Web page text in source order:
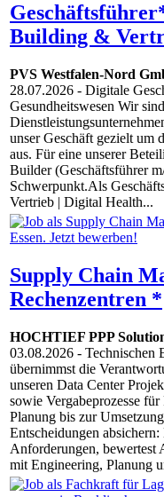
Building &
PVS Westfalen-Nord
28.07.2026 - Digitale
Gesundheitswesen Wir
unser Geschäft gezielt um
aus. Für eine unserer
Builder (Geschäftsführer
Schwerpunkt.Als
Vertrieb | Digital Health...
Supply Chain
Rechenzentren *
HOCHTIEF PPP
03.08.2026 - Technischen
übernimmst die
unseren Data Center
sowie Vergabeprozesse
Planung bis zur
Entscheidungen
Anforderungen, bewertest
mit Engineering, Planung